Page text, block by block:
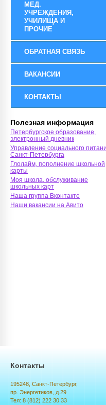
МЕД.
УЧРЕЖДЕНИЯ,
УЧИЛИЩА И
ПРОЧИЕ
ОБРАТНАЯ СВЯЗЬ
ВАКАНСИИ
КОНТАКТЫ
Полезная информация
Петербургское образование,
электронный дневник
Управление социального
Санкт-Петербурга
Глолайм, пополнение школьной
карты
Моя школа, обслуживание
школьных карт
Наша группа Вконтакте
Наши вакансии на Авито
Контакты
195248, Санкт-Петербург,
пр. Энергетиков, д.29
Тел: 8 (812) 222 30 33